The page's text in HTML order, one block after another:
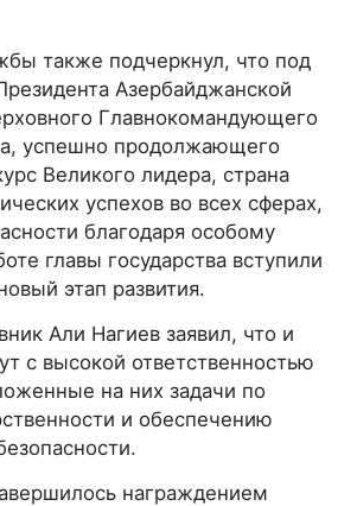
также подчеркнул, что под
Азербайджанской
Главнокомандующего
успешно продолжающего
Великого лидера, страна
успехов во всех сферах,
благодаря особому
главы государства вступили
этап развития.
Али Нагиев заявил, что и
с высокой ответственностью
на них задачи по
и обеспечению
награждением